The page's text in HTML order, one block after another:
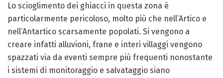
Lo scioglimento dei ghiacci in questa zona è
particolarmente pericoloso, molto più che nell’Artico e
nell’Antartico scarsamente popolati. Si vengono a
creare infatti alluvioni, frane e interi villaggi vengono
spazzati via da eventi sempre più frequenti nonostante
i sistemi di monitoraggio e salvataggio siano